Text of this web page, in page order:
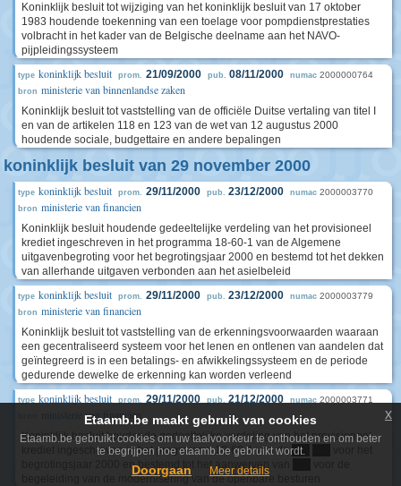
Koninklijk besluit tot wijziging van het koninklijk besluit van 17 oktober
1983 houdende toekenning van een toelage voor pompdienstprestaties
volbracht in het kader van de Belgische deelname aan het NAVO-
pijpleidingssysteem
type koninklijk besluit prom. 21/09/2000 pub. 08/11/2000 numac 2000000764
bron ministerie van binnenlandse zaken
Koninklijk besluit tot vaststelling van de officiële Duitse vertaling van titel I
en van de artikelen 118 en 123 van de wet van 12 augustus 2000
houdende sociale, budgettaire en andere bepalingen
koninklijk besluit van 29 november 2000
type koninklijk besluit prom. 29/11/2000 pub. 23/12/2000 numac 2000003770
bron ministerie van financien
Koninklijk besluit houdende gedeeltelijke verdeling van het provisioneel
krediet ingeschreven in het programma 18-60-1 van de Algemene
uitgavenbegroting voor het begrotingsjaar 2000 en bestemd tot het dekken
van allerhande uitgaven verbonden aan het asielbeleid
type koninklijk besluit prom. 29/11/2000 pub. 23/12/2000 numac 2000003779
bron ministerie van financien
Koninklijk besluit tot vaststelling van de erkenningsvoorwaarden waaraan
een gecentraliseerd systeem voor het lenen en ontlenen van aandelen dat
geïntegreerd is in een betalings- en afwikkelingssysteem en de periode
gedurende dewelke de erkenning kan worden verleend
type koninklijk besluit prom. 29/11/2000 pub. 21/12/2000 numac 2000003771
ministerie van financien
Koninklijk besluit houdende gedeeltelijke verdeling van het provisioneel
krediet ingeschreven in het programma 18-60-1 van de****
begrotingsjaar 2000 en bestemd tot het aanwerven van
begeleiding van de modernisering van de openbare besturen
Etaamb.be maakt gebruik van cookies
Etaamb.be gebruikt cookies om uw taalvoorkeur te onthouden en om beter
te begrijpen hoe etaamb.be gebruikt wordt.
Doorgaan Meer details
x